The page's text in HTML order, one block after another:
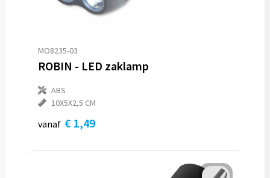
MO8235-03
ROBIN - LED zaklamp
ABS
10X5X2,5 CM
vanaf € 1,49